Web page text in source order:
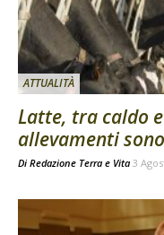
ATTUALITÀ
Latte, tra caldo
allevamenti
Di Redazione Terra e Vita 3